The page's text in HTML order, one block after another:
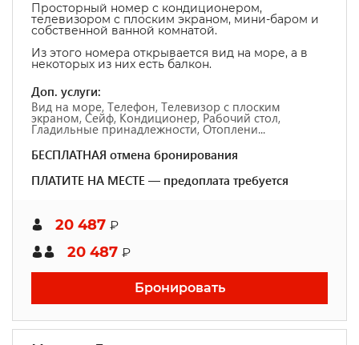
Просторный номер с кондиционером,
телевизором с плоским экраном, мини-баром и
собственной ванной комнатой.
Из этого номера открывается вид на море, а в
некоторых из них есть балкон.
Доп. услуги:
Вид на море, Телефон, Телевизор с плоским
экраном, Сейф, Кондиционер, Рабочий стол,
Гладильные принадлежности, Отоплени...
БЕСПЛАТНАЯ отмена бронирования
ПЛАТИТЕ НА МЕСТЕ — предоплата требуется
20 487 ₽
20 487 ₽
Бронировать